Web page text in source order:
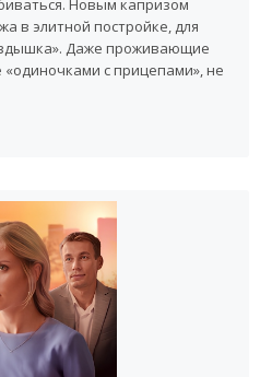
Новым капризом
в элитной постройке, для
Даже проживающие
с прицепами», не